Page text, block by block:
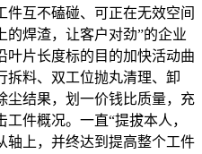
互不磕碰、可正在无效空间
的焊渣，让客户对劲”的企业
叶片长度标的目的加快活动曲
拆料、双工位抛丸清理、卸
尘结果，划一价钱比质量，充
件概况。一直“提拔本人，
轴上，并终达到提高整个工件